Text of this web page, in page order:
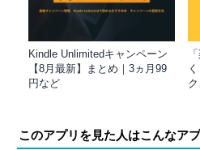
Kindle Unlimitedキャンペーン
【8月最新】まとめ｜3ヵ月99
円など
このアプリを見た人はこんなア